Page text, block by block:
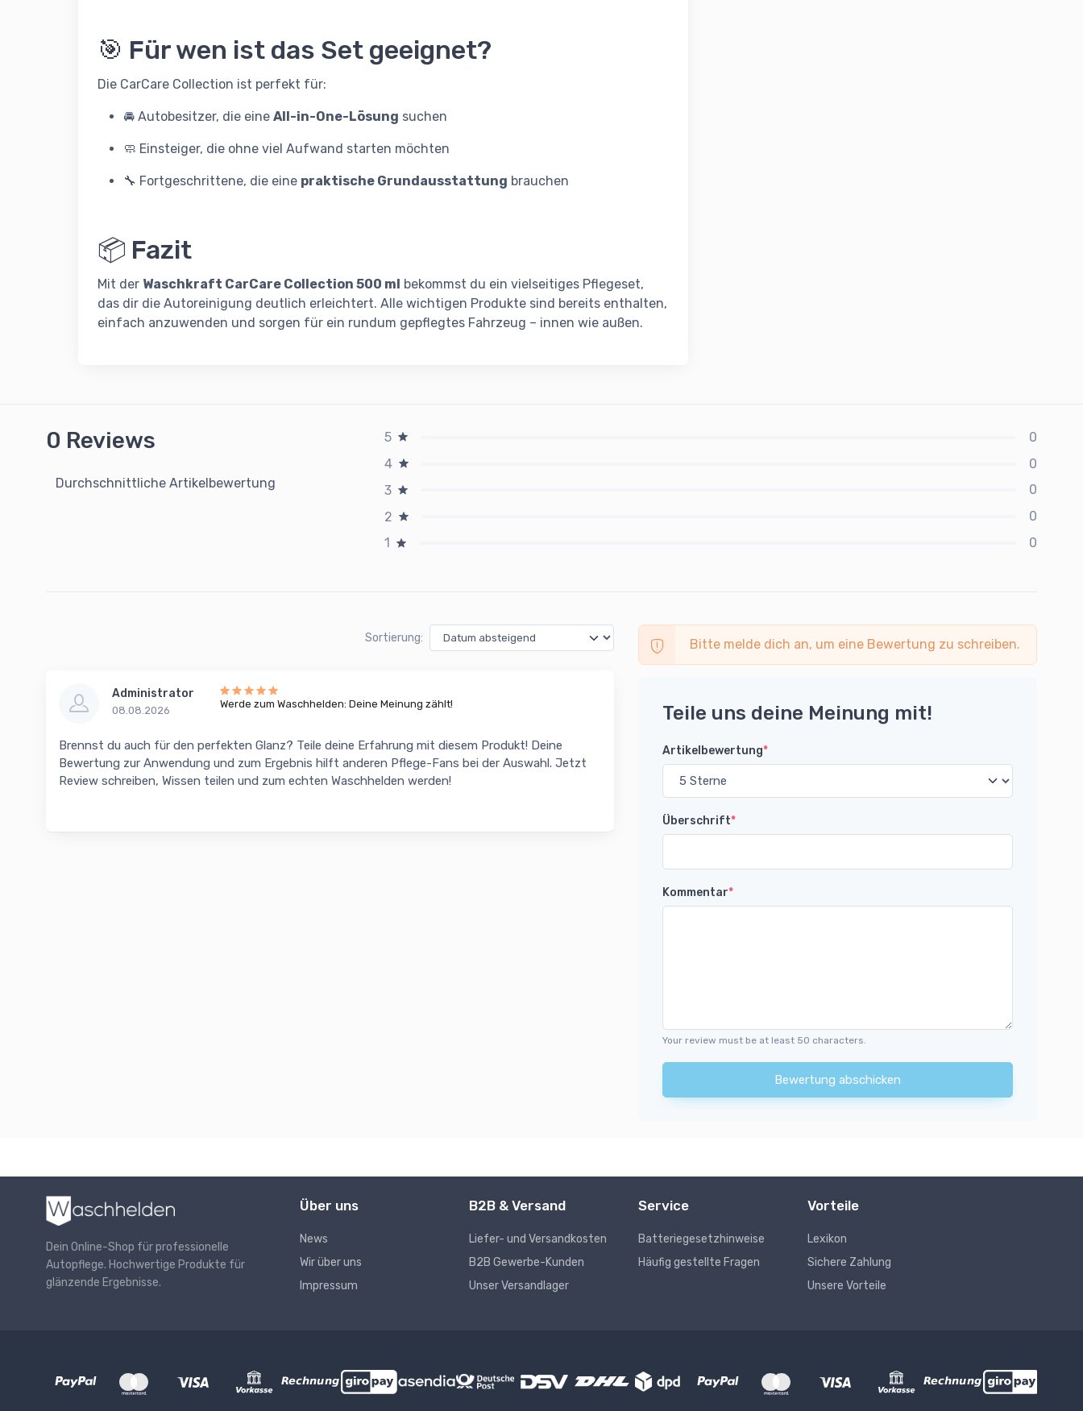
🎯 Für wen ist das Set geeignet?
Die CarCare Collection ist perfekt für:
🚘 Autobesitzer, die eine All-in-One-Lösung suchen
🧼 Einsteiger, die ohne viel Aufwand starten möchten
🔧 Fortgeschrittene, die eine praktische Grundausstattung brauchen
📦 Fazit
Mit der Waschkraft CarCare Collection 500 ml
bekommst du ein vielseitiges Pflegeset,
das dir die Autoreinigung deutlich erleichtert. Alle wichtigen Produkte sind bereits enthalten,
einfach anzuwenden und sorgen für ein rundum gepflegtes Fahrzeug – innen wie außen.
0 Reviews
Durchschnittliche Artikelbewertung
5
0
4
0
3
0
2
0
1
0
Sortierung:
Administrator
08.08.2026
Werde zum Waschhelden: Deine Meinung zählt!
Brennst du auch für den perfekten Glanz? Teile deine Erfahrung mit diesem Produkt! Deine
Bewertung zur Anwendung und zum Ergebnis hilft anderen Pflege-Fans bei der Auswahl. Jetzt
Review schreiben, Wissen teilen und zum echten Waschhelden werden!
Bitte melde dich an, um eine Bewertung zu schreiben.
Teile uns deine Meinung mit!
Artikelbewertung*
Überschrift*
Kommentar*
Your review must be at least 50 characters.
Bewertung abschicken
Dein Online-Shop für professionelle
Autopflege. Hochwertige Produkte für
glänzende Ergebnisse.
Über uns
News
Wir über uns
Impressum
B2B & Versand
Liefer- und Versandkosten
B2B Gewerbe-Kunden
Unser Versandlager
Service
Batteriegesetzhinweise
Häufig gestellte Fragen
Vorteile
Lexikon
Sichere Zahlung
Unsere Vorteile